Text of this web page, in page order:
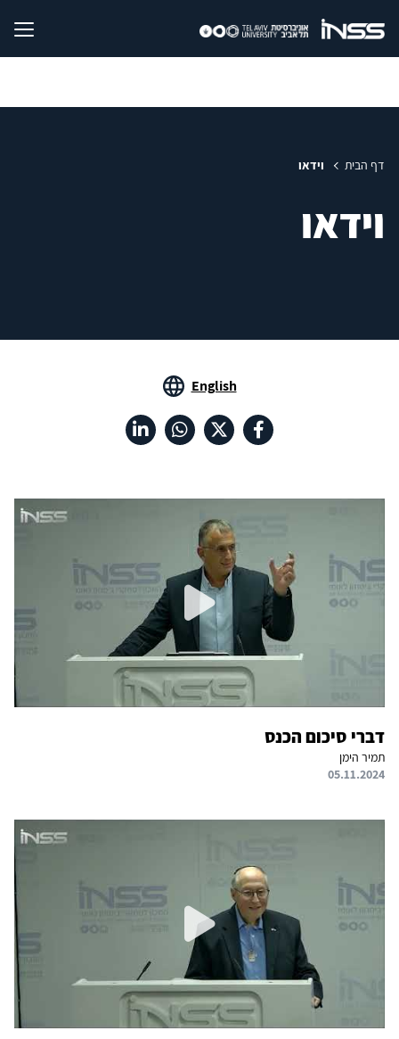
דף הבית וידאו
וידאו
English
דברי סיכום הכנס
תמיר הימן
05.11.2024